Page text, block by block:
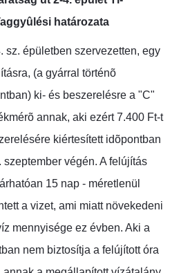
határozata
sz. épületbenszervezetten, egy
(a gyárral történõ
ki- és beszerelésre a "C"
annak, aki ezért 7.400 Ft-t
kiértesített idõpontban
szeptember végén. A felújítás
15 nap - méretlenül
a vizet, ami miatt növekedeni
mennyisége ez évben. Aki a
nem biztosítja a felújított óra